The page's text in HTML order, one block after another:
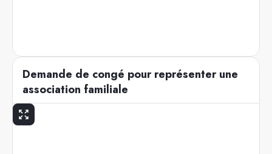
Demande de congé pour représenter une
association familiale